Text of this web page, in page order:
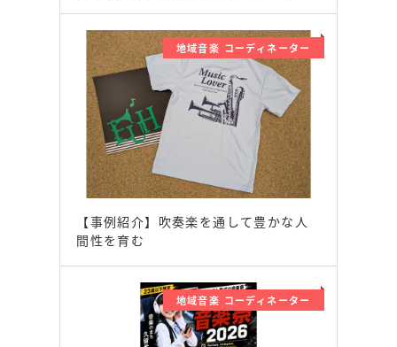
地域音楽 コーディネーター
【事例紹介】吹奏楽を通して豊かな人
間性を育む
地域音楽 コーディネーター